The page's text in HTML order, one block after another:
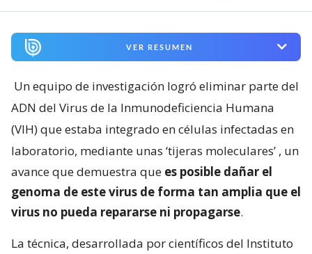
VER RESUMEN
Un equipo de investigación logró eliminar parte del
ADN del Virus de la Inmunodeficiencia Humana
(VIH) que estaba integrado en células infectadas en
laboratorio, mediante unas ‘tijeras moleculares’ , un
avance que demuestra que es posible dañar el
genoma de este virus de forma tan amplia que el
virus no pueda repararse ni propagarse.
La técnica, desarrollada por científicos del Instituto